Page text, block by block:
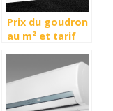
Prix du goudron
au m² et tarif
goudronnage